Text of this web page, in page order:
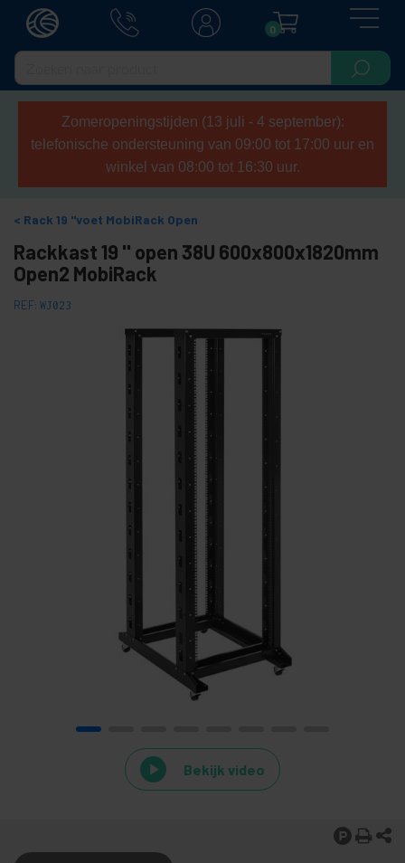
0
Zomeropeningstijden (13 juli - 4 september):
telefonische ondersteuning van 09:00 tot 17:00 uur en
winkel van 08:00 tot 16:30 uur.
Rack 19 "voet MobiRack Open
Rackkast 19 '' open 38U 600x800x1820mm
Open2 MobiRack
REF: WJ023
Bekijk video